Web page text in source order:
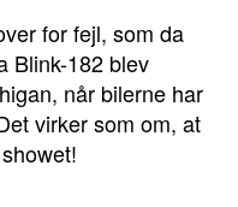
for fejl, som da
Blink-182 blev
når bilerne har
virker som om, at